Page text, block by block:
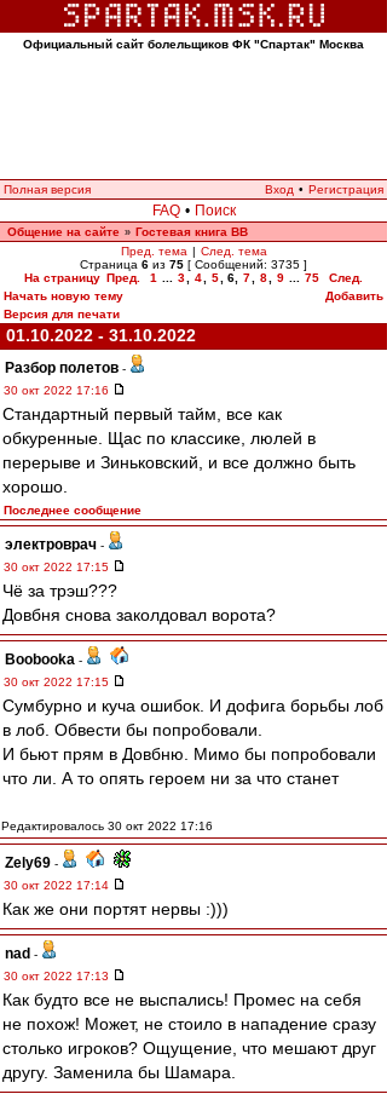
Официальный сайт болельщиков ФК "Спартак" Москва
Полная версия Вход • Регистрация
FAQ • Поиск
Общение на сайте » Гостевая книга ВВ
Пред. тема | След. тема
Страница 6 из 75 [ Сообщений: 3735 ]
На страницу Пред. 1 3 4 5 6 7 8 9 75
След.
Начать новую тему
Добавить
Версия для печати
01.10.2022 - 31.10.2022
Разбор полетов -
30 окт 2022 17:16
Стандартный первый тайм, все как
обкуренные. Щас по классике, люлей в
перерыве и Зиньковский, и все должно быть
хорошо.
Последнее сообщение
электроврач -
30 окт 2022 17:15
Чë за трэш???
Довбня снова заколдовал ворота?
Boobooka -
30 окт 2022 17:15
Сумбурно и куча ошибок. И дофига борьбы лоб
в лоб. Обвести бы попробовали.
И бьют прям в Довбню. Мимо бы попробовали
что ли. А то опять героем ни за что станет
Редактировалось 30 окт 2022 17:16
Zely69 -
30 окт 2022 17:14
Как же они портят нервы :)))
nad -
30 окт 2022 17:13
Как будто все не выспались! Промес на себя
не похож! Может, не стоило в нападение сразу
столько игроков? Ощущение, что мешают друг
другу. Заменила бы Шамара.